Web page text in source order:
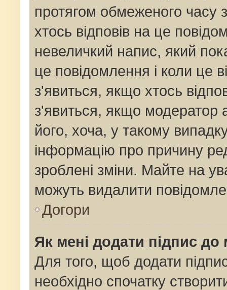
протягом обмеженого
хтось відповів на це
невеличкий напис, який
це повідомлення і коли це
з'явиться, якщо хтось
з'явиться, якщо модератор
його, хоча, у такому
інформацію про причину
зроблені зміни. Майте на
можуть видалити
Догори
Як мені додати підпис
Для того, щоб додати
необхідно спочатку